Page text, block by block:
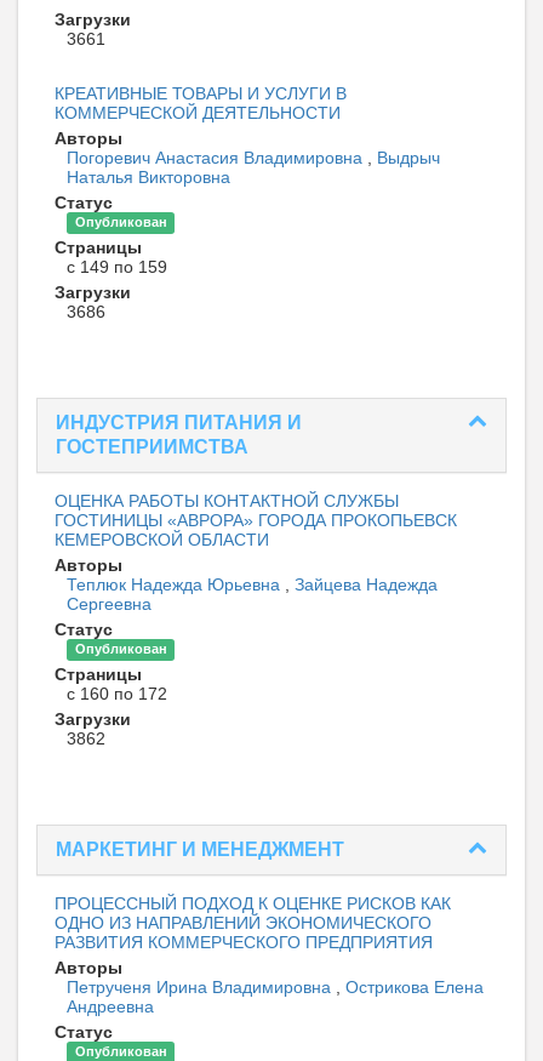
Загрузки
3661
КРЕАТИВНЫЕ ТОВАРЫ И УСЛУГИ В
КОММЕРЧЕСКОЙ ДЕЯТЕЛЬНОСТИ
Авторы
Погоревич Анастасия Владимировна
Выдрыч
Наталья Викторовна
Статус
Опубликован
Страницы
с 149 по 159
Загрузки
3686
ИНДУСТРИЯ ПИТАНИЯ И
ГОСТЕПРИИМСТВА
ОЦЕНКА РАБОТЫ КОНТАКТНОЙ СЛУЖБЫ
ГОСТИНИЦЫ «АВРОРА» ГОРОДА ПРОКОПЬЕВСК
КЕМЕРОВСКОЙ ОБЛАСТИ
Авторы
Теплюк Надежда Юрьевна
Зайцева Надежда
Сергеевна
Статус
Опубликован
Страницы
с 160 по 172
Загрузки
3862
МАРКЕТИНГ И МЕНЕДЖМЕНТ
ПРОЦЕССНЫЙ ПОДХОД К ОЦЕНКЕ РИСКОВ КАК
ОДНО ИЗ НАПРАВЛЕНИЙ ЭКОНОМИЧЕСКОГО
РАЗВИТИЯ КОММЕРЧЕСКОГО ПРЕДПРИЯТИЯ
Авторы
Петрученя Ирина Владимировна
Острикова Елена
Андреевна
Статус
Опубликован